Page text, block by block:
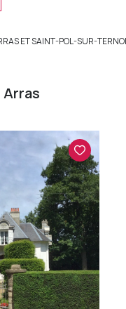
ET SAINT-POL-SUR-
Arras